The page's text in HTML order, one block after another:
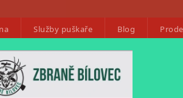
Služby puškaře Blog